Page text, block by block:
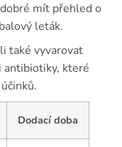
mít přehled o
leták.
také vyvarovat
antibiotiky, které
Dodací doba